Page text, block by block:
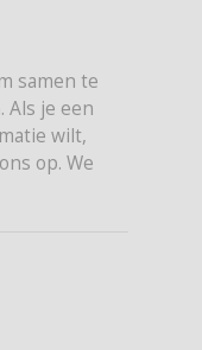
samen te
Als je een
wilt,
op. We